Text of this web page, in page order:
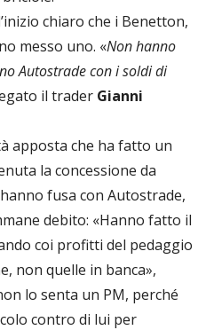
chiaro che i Benetton,
messo uno. «Non hanno
Autostrade con i soldi di
il trader Gianni
apposta che ha fatto un
la concessione da
fusa con Autostrade,
debito: «Hanno fatto il
coi profitti del pedaggio
non quelle in banca»,
lo senta un PM, perché
contro di lui per